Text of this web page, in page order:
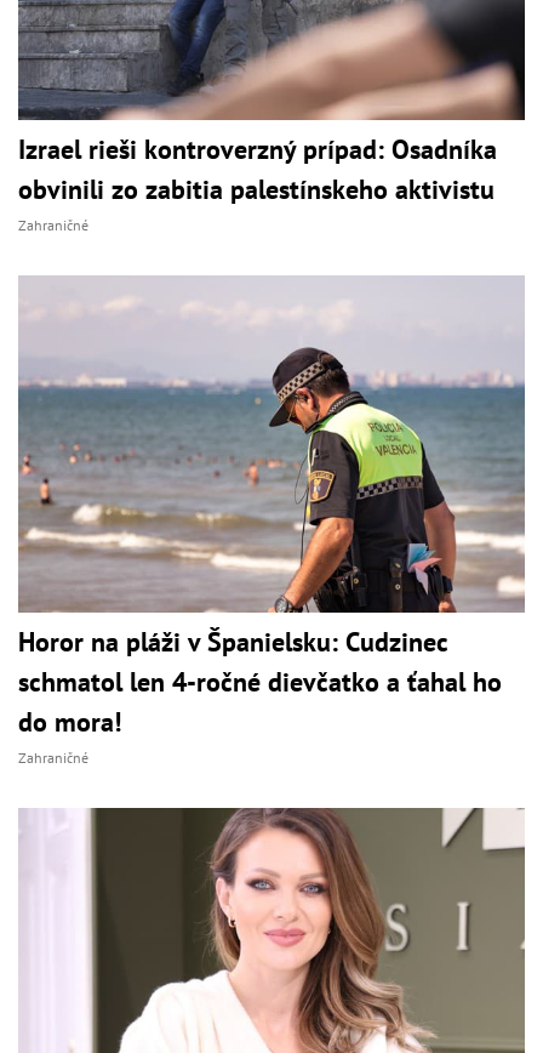
Izrael rieši kontroverzný prípad: Osadníka
obvinili zo zabitia palestínskeho aktivistu
Zahraničné
Horor na pláži v Španielsku: Cudzinec
schmatol len 4-ročné dievčatko a ťahal ho
do mora!
Zahraničné